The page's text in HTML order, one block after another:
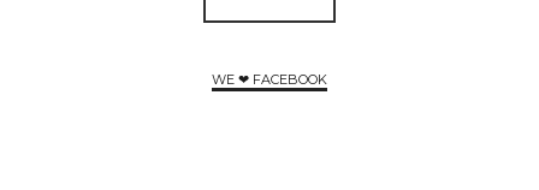
WE ❤ FACEBOOK